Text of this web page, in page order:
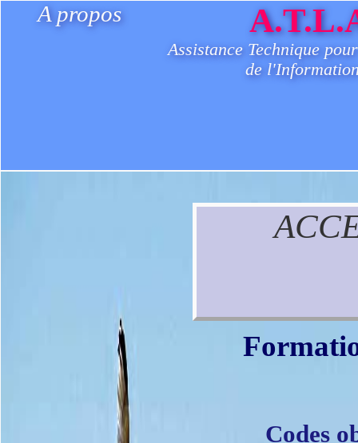
A propos
Assistance Technique
de
Codes